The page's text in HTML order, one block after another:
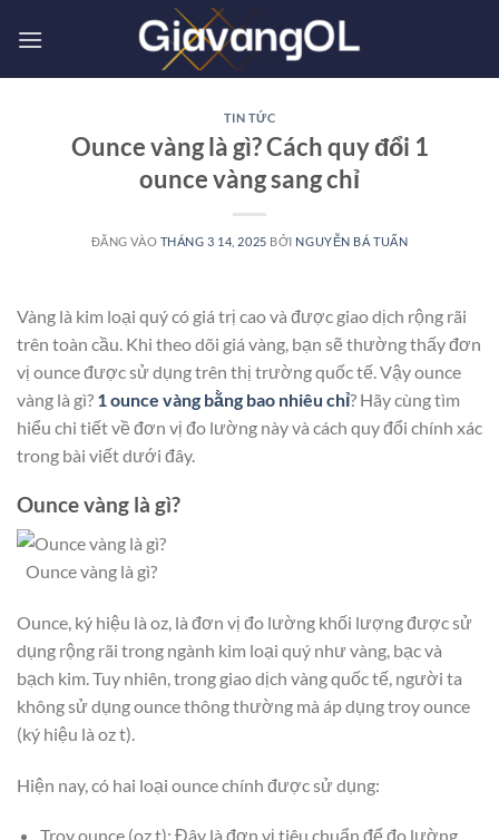
qua
TIN TỨC
Ounce vàng là gì? Cách quy đổi 1
ounce vàng sang chỉ
ĐĂNG VÀO THÁNG 3 14, 2025 BỞI NGUYỄN BÁ TUẤN
Vàng là kim loại quý có giá trị cao và được giao dịch rộng rãi
trên toàn cầu. Khi theo dõi giá vàng, bạn sẽ thường thấy đơn
vị ounce được sử dụng trên thị trường quốc tế. Vậy ounce
vàng là gì? 1 ounce vàng bằng bao nhiêu chỉ? Hãy cùng tìm
hiểu chi tiết về đơn vị đo lường này và cách quy đổi chính xác
trong bài viết dưới đây.
Ounce vàng là gì?
Ounce vàng là gì?
Ounce, ký hiệu là oz, là đơn vị đo lường khối lượng được sử
dụng rộng rãi trong ngành kim loại quý như vàng, bạc và
bạch kim. Tuy nhiên, trong giao dịch vàng quốc tế, người ta
không sử dụng ounce thông thường mà áp dụng troy ounce
(ký hiệu là oz t).
Hiện nay, có hai loại ounce chính được sử dụng:
Troy ounce (oz t): Đây là đơn vị tiêu chuẩn để đo lường